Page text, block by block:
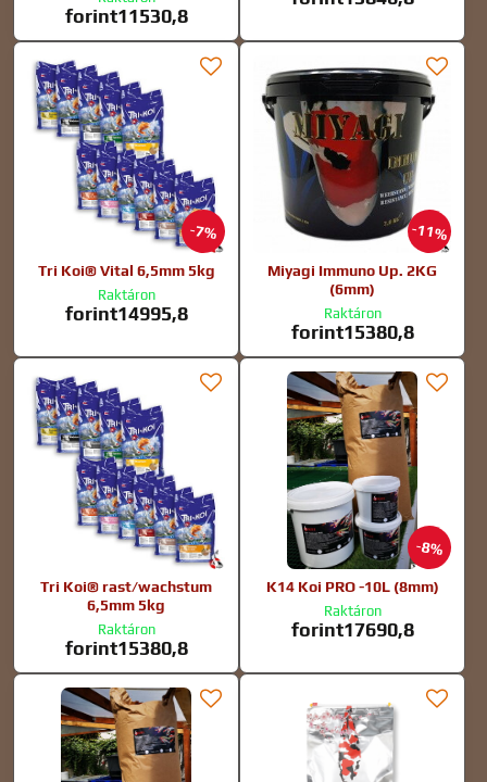
forint11530,8
7%
Tri Koi® Vital 6,5mm 5kg
Raktáron
forint14995,8
11%
Miyagi Immuno Up. 2KG
(6mm)
Raktáron
forint15380,8
Tri Koi® rast/wachstum
6,5mm 5kg
Raktáron
forint15380,8
8%
K14 Koi PRO -10L (8mm)
Raktáron
forint17690,8